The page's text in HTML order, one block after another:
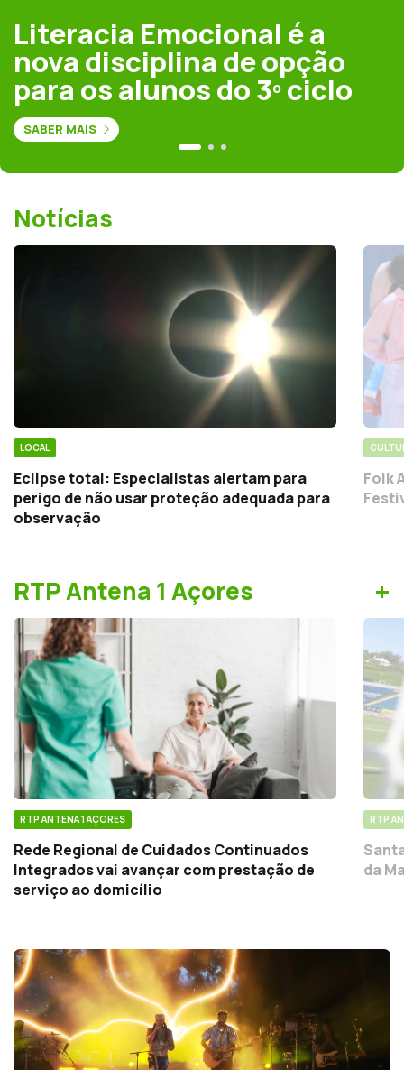
Literacia Emocional é a
nova disciplina de opção
para os alunos do 3º ciclo
SABER MAIS
Notícias
LOCAL
Eclipse total: Especialistas alertam para
perigo de não usar proteção adequada para
observação
Folk
RTP Antena 1 Açores +
RTP ANTENA 1 AÇORES
Rede Regional de Cuidados Continuados
Integrados vai avançar com prestação de
serviço ao domicílio
RTP
da